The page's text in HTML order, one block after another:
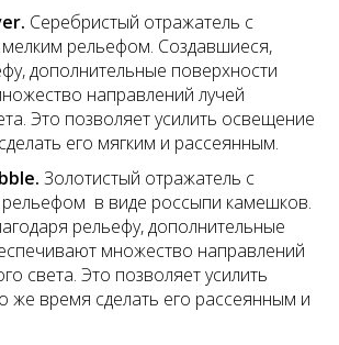
Серебристый отражатель с
рельефом. Создавшиеся,
дополнительные поверхности
направлений лучей
Это позволяет усилить освещение
его мягким и рассеянным.
Золотистый отражатель с
в виде россыпи камешков.
рельефу, дополнительные
множество направлений
света. Это позволяет усилить
же время сделать его рассеянным и